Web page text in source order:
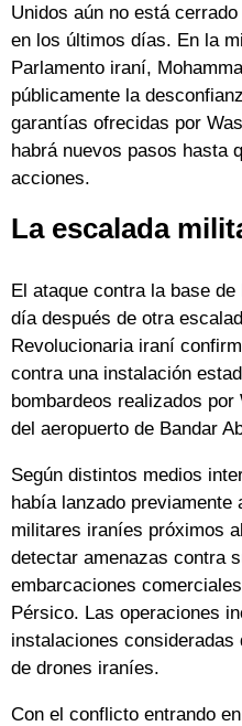
Unidos aún no está
en los últimos días. En la
Parlamento iraní,
públicamente la
garantías ofrecidas por
habrá nuevos pasos hasta
acciones.
La escalada
El ataque contra la base
día después de otra
Revolucionaria iraní
contra una instalación
bombardeos realizados
del aeropuerto de Bandar
Según distintos medios
había lanzado previamente
militares iraníes próximos
detectar amenazas contra
embarcaciones
Pérsico. Las operaciones
instalaciones
de drones iraníes.
Con el conflicto entrando